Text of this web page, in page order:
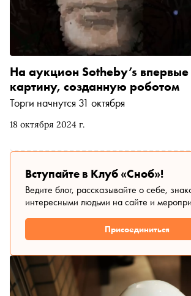
18 октября 2024 г.
На аукцион Sotheby’s впервые
картину, созданную роботом
Торги начнутся 31 октября
Вступайте в Клуб «Сноб»!
Ведите блог, рассказывайте о себе,
интересными людьми на сайте и
Присоединиться